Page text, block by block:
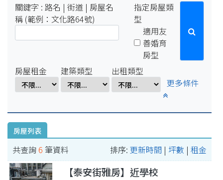
關鍵字 : 路名 | 街道 | 房屋名
稱 (範例：文化路64號)
指定房屋類
型
適用友
善婚育
房型
房屋租金
建築類型
出租類型
更多條件
房屋列表
共查詢 6 筆資料 排序: 更新時間 | 坪數 | 租金
【泰安街雅房】近學校